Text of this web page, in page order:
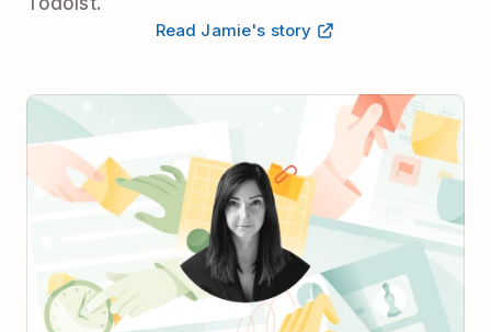
Read Jamie's story